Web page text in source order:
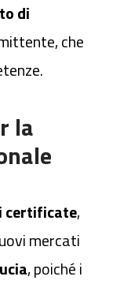
di
che
la
certificate,
mercati
, poiché i